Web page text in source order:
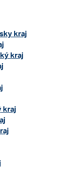
kraj
kraj
kraj